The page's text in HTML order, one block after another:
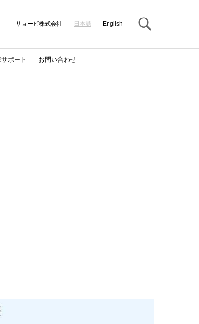
リョービ株式会社 日本語 English
ポート お問い合わせ